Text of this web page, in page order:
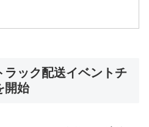
ラック配送イベントチ
開始